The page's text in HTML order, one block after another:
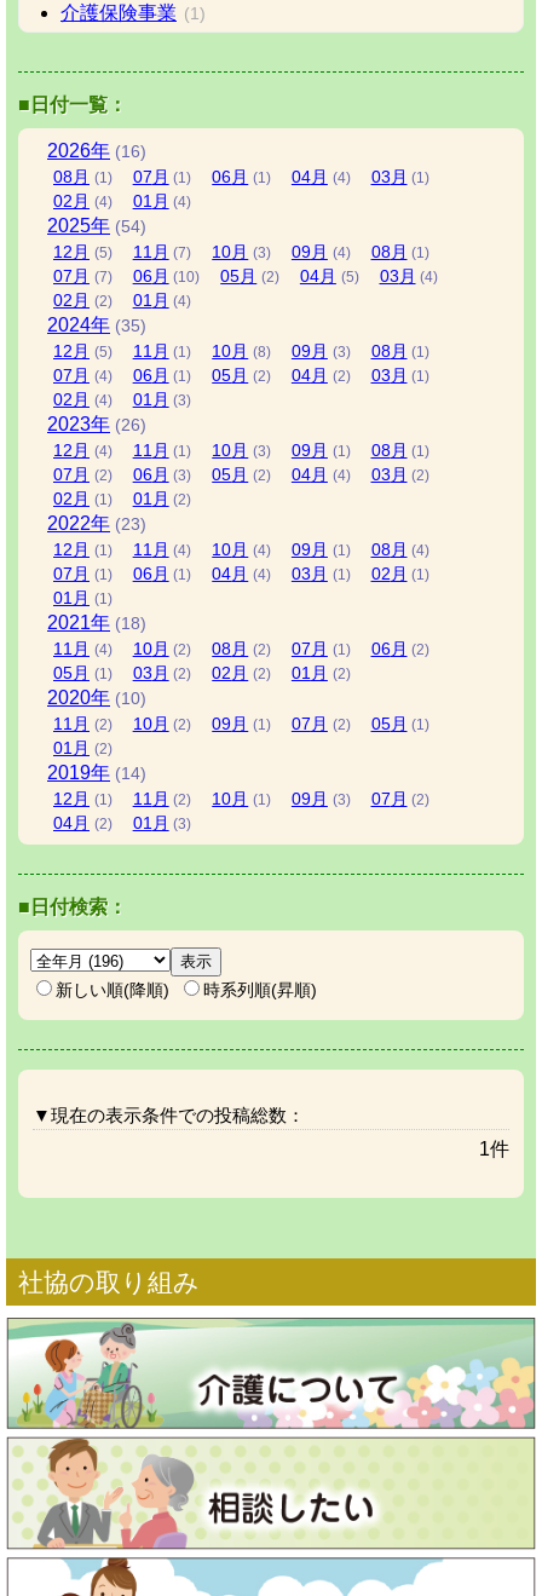
介護保険事業 (1)
■日付一覧：
2026年 (16)
08月 (1) 07 月 (1) 06月 (1) 04月 (4) 03 月 (1)
02 月 (4) 01 月 (4)
2025年 (54)
12 月 (5) 11 月 (7) 10月 (3) 09月 (4) 08月 (1)
07 月 (7) 06月 (10) 05月 (2) 04月 (5) 03 月 (4)
02 月 (2) 01 月 (4)
2024年 (35)
12 月 (5) 11 月 (1) 10月 (8) 09月 (3) 08月 (1)
07 月 (4) 06月 (1) 05月 (2) 04月 (2) 03 月 (1)
02 月 (4) 01 月 (3)
2023年 (26)
12 月 (4) 11 月 (1) 10月 (3) 09月 (1) 08月 (1)
07 月 (2) 06月 (3) 05月 (2) 04月 (4) 03 月 (2)
02 月 (1) 01 月 (2)
2022年 (23)
12 月 (1) 11 月 (4) 10月 (4) 09月 (1) 08月 (4)
07 月 (1) 06月 (1) 04月 (4) 03 月 (1) 02 月 (1)
01 月 (1)
2021年 (18)
11 月 (4) 10月 (2) 08月 (2) 07 月 (1) 06月 (2)
05月 (1) 03 月 (2) 02 月 (2) 01 月 (2)
2020年 (10)
11 月 (2) 10月 (2) 09月 (1) 07 月 (2) 05月 (1)
01 月 (2)
2019年 (14)
12 月 (1) 11 月 (2) 10月 (1) 09月 (3) 07 月 (2)
04月 (2) 01 月 (3)
■日付検索：
新しい順(降順) 時系列順(昇順)
▼現在の表示条件での投稿総数：
1件
社協の取り組み